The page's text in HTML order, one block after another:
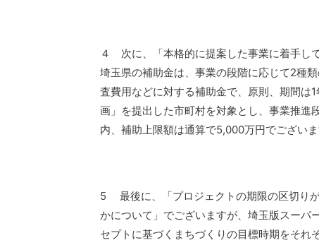
４ 次に、「本格的に提案した事業に着手し
埼玉県の補助金は、事業の段階に応じて2種
査費用などに対する補助金で、原則、期間は
画」を提出した市町村を対象とし、事業推
内、補助上限額は通算で5,000万円でございま
5 最後に、「プロジェクトの期限の区切り
かについて」でございますが、埼玉版スーパ
セプトに基づくまちづくりの目標時期をそれ